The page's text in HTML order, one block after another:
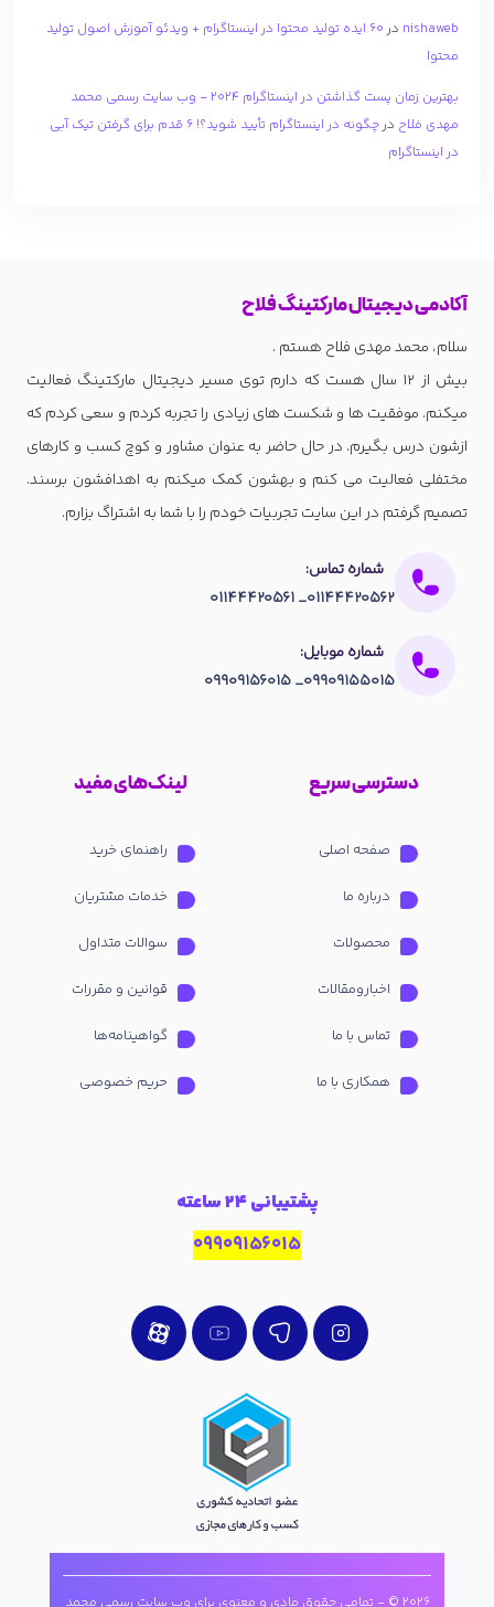
nishaweb در
۶۰ ایده تولید محتوا در اینستاگرام + ویدئو آموزش اصول تولید
محتوا
بهترین زمان پست گذاشتن در اینستاگرام 2024 - وب سایت رسمی محمد
مهدی فلاح در
چگونه در اینستاگرام تأیید شوید؟! 6 قدم برای گرفتن تیک آبی
در اینستاگرام
آکادمی دیجیتال مارکتینگ فلاح
سلام، محمد مهدی فلاح هستم .
بیش از 12 سال هست که دارم توی مسیر دیجیتال مارکتینگ فعالیت
میکنم. موفقیت ها و شکست های زیادی را تجربه کردم و سعی کردم که
ازشون درس بگیرم. در حال حاضر به عنوان مشاور و کوچ کسب و کارهای
مختفلی فعالیت می کنم و بهشون کمک میکنم به اهدافشون برسند.
تصمیم گرفتم در این سایت تجربیات خودم را با شما به اشتراگ بزارم.
شماره تماس:
01144420562_ 01144420561
شماره موبایل:
09909155015_ 09909156015
دسترسی سریع
صفحه اصلی
درباره ما
محصولات
اخبارومقالات
تماس با ما
همکاری با ما
لینک‌های مفید
راهنمای خرید
خدمات مشتریان
سوالات متداول
قوانین و مقررات
گواهینامه‌ها
حریم خصوصی
پشتیبانی 24 ساعته
09909156015